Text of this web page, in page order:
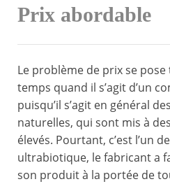
Prix abordable
Le problème de prix se
temps quand il s’agit d’un
puisqu’il s’agit en général
naturelles, qui sont mis à
élevés. Pourtant, c’est l’un
ultrabiotique, le fabricant a
son produit à la portée de